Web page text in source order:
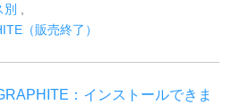
（販売終了）
：インストールできま